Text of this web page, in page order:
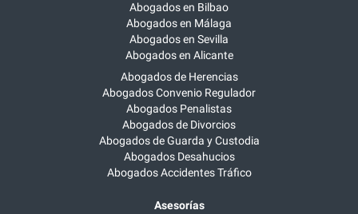
Abogados en Bilbao
Abogados en Málaga
Abogados en Sevilla
Abogados en Alicante
Abogados de Herencias
Abogados Convenio Regulador
Abogados Penalistas
Abogados de Divorcios
Abogados de Guarda y Custodia
Abogados Desahucios
Abogados Accidentes Tráfico
Asesorías